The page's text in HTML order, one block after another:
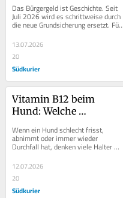
Überblick
Das Bürgergeld ist Geschichte. Seit
Juli 2026 wird es schrittweise durch
die neue Grundsicherung ersetzt. Für
Millionen Leistungsbezieher haben
sich...
13.07.2026
20
Südkurier
Vitamin B12 beim
Hund: Welche
einen Mangel
hindeuten?
Wenn ein Hund schlecht frisst,
abnimmt oder immer wieder
Durchfall hat, denken viele Halter
zuerst an das Futter. Doch auch ein
Vitamin-B12-Mangel...
12.07.2026
20
Südkurier